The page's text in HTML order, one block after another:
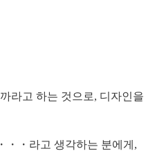
라고 하는 것으로, 디자인을
・・라고 생각하는 분에게,